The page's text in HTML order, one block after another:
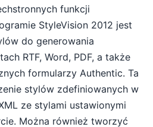
funkcji
StyleVision 2012 jest
do generowania
RTF, Word, PDF, a także
formularzy Authentic. Ta
stylów zdefiniowanych w
ze stylami ustawionymi
Można również tworzyć